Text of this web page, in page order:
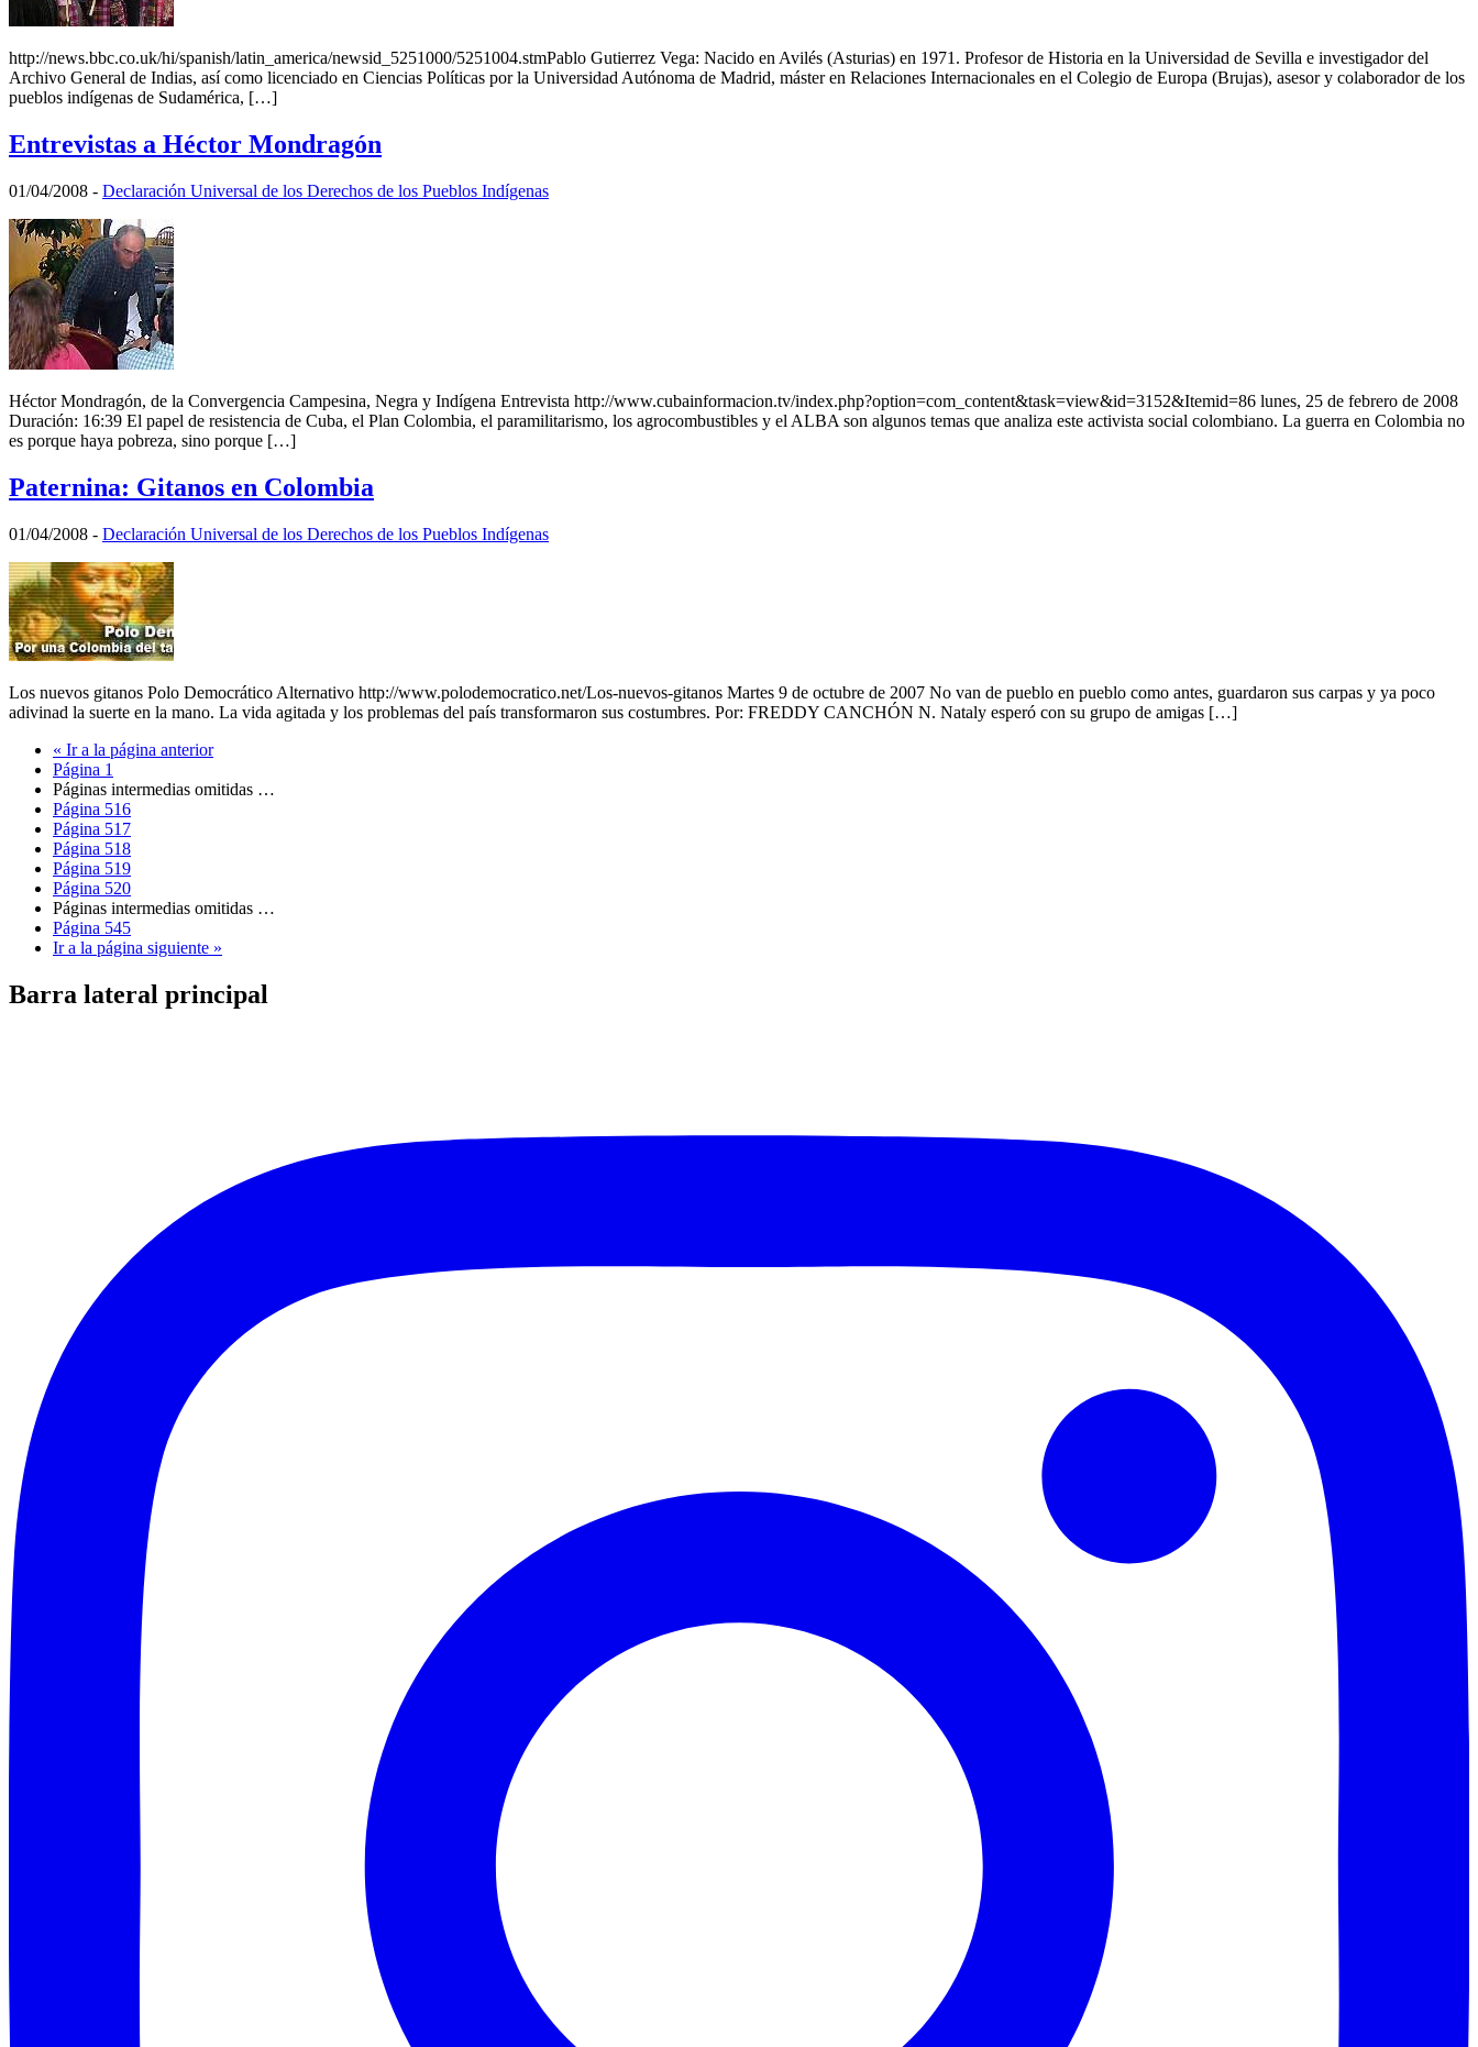
http://news.bbc.co.uk/hi/spanish/latin_america/newsid_5251000/5251004.stmPablo Gutierrez Vega: Nacido en Avilés (Asturias) en 1971. Profesor de Historia en la Universidad de Sevilla e investigador del
Archivo General de Indias, así como licenciado en Ciencias Políticas por la Universidad Autónoma de Madrid, máster en Relaciones Internacionales en el Colegio de Europa (Brujas), asesor y colaborador de los
pueblos indígenas de Sudamérica, […]
Entrevistas a Héctor Mondragón
01/04/2008 - Declaración Universal de los Derechos de los Pueblos Indígenas
Héctor Mondragón, de la Convergencia Campesina, Negra y Indígena Entrevista http://www.cubainformacion.tv/index.php?option=com_content&task=view&id=3152&Itemid=86 lunes, 25 de febrero de 2008
Duración: 16:39 El papel de resistencia de Cuba, el Plan Colombia, el paramilitarismo, los agrocombustibles y el ALBA son algunos temas que analiza este activista social colombiano. La guerra en Colombia no
es porque haya pobreza, sino porque […]
Paternina: Gitanos en Colombia
01/04/2008 - Declaración Universal de los Derechos de los Pueblos Indígenas
Los nuevos gitanos Polo Democrático Alternativo http://www.polodemocratico.net/Los-nuevos-gitanos Martes 9 de octubre de 2007 No van de pueblo en pueblo como antes, guardaron sus carpas y ya poco
adivinad la suerte en la mano. La vida agitada y los problemas del país transformaron sus costumbres. Por: FREDDY CANCHÓN N. Nataly esperó con su grupo de amigas […]
« Ir a la página anterior
Página 1
Páginas intermedias omitidas …
Página 516
Página 517
Página 518
Página 519
Página 520
Páginas intermedias omitidas …
Página 545
Ir a la página siguiente »
Barra lateral principal